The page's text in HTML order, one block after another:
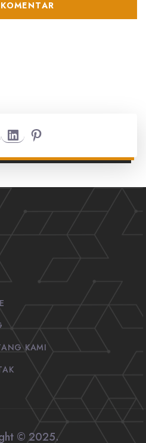
LinkedInPinterest
KAMI
© 2025.